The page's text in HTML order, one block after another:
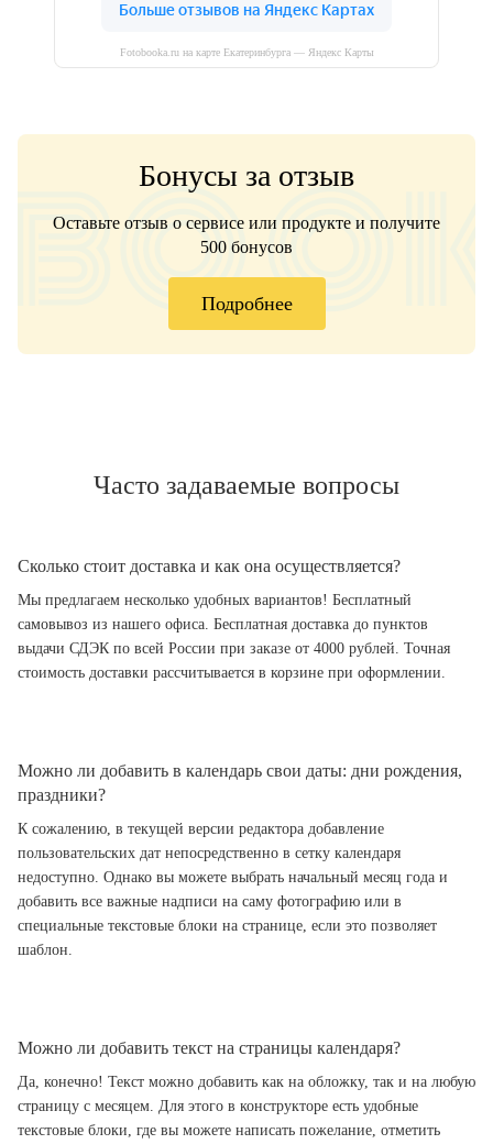
Fotobooka.ru на карте Екатеринбурга — Яндекс Карты
Бонусы за отзыв
Оставьте отзыв о сервисе или продукте и получите
500 бонусов
Подробнее
Часто задаваемые вопросы
Сколько стоит доставка и как она осуществляется?
Мы предлагаем несколько удобных вариантов! Бесплатный
самовывоз из нашего офиса. Бесплатная доставка до пунктов
выдачи СДЭК по всей России при заказе от 4000 рублей. Точная
стоимость доставки рассчитывается в корзине при оформлении.
Можно ли добавить в календарь свои даты: дни рождения,
праздники?
К сожалению, в текущей версии редактора добавление
пользовательских дат непосредственно в сетку календаря
недоступно. Однако вы можете выбрать начальный месяц года и
добавить все важные надписи на саму фотографию или в
специальные текстовые блоки на странице, если это позволяет
шаблон.
Можно ли добавить текст на страницы календаря?
Да, конечно! Текст можно добавить как на обложку, так и на любую
страницу с месяцем. Для этого в конструкторе есть удобные
текстовые блоки, где вы можете написать пожелание, отметить